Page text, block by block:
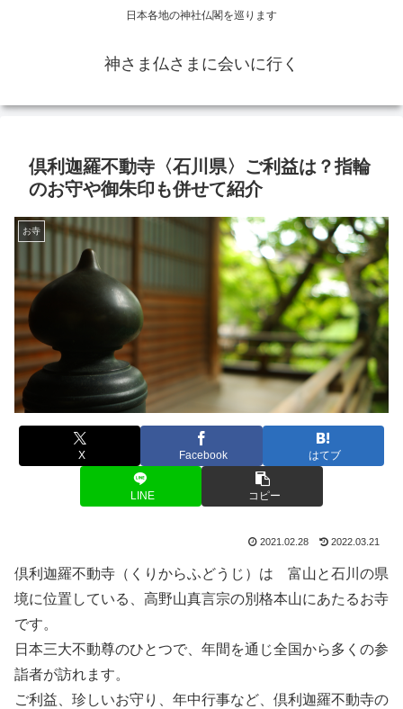
日本各地の神社仏閣を巡ります
神さま仏さまに会いに行く
倶利迦羅不動寺〈石川県〉ご利益は？指輪
のお守や御朱印も併せて紹介
お寺
X Facebook はてブ
LINE コピー
2021.02.28 2022.03.21
倶利迦羅不動寺（くりからふどうじ）は 富山と石川の県
境に位置している、高野山真言宗の別格本山にあたるお寺
です。
日本三大不動尊のひとつで、年間を通じ全国から多くの参
詣者が訪れます。
ご利益、珍しいお守り、年中行事など、倶利迦羅不動寺の